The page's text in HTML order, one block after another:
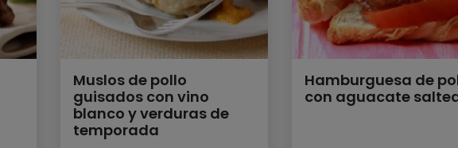
Muslos de pollo
guisados con vino
blanco y verduras de
temporada
Hamburguesa de
con aguacate